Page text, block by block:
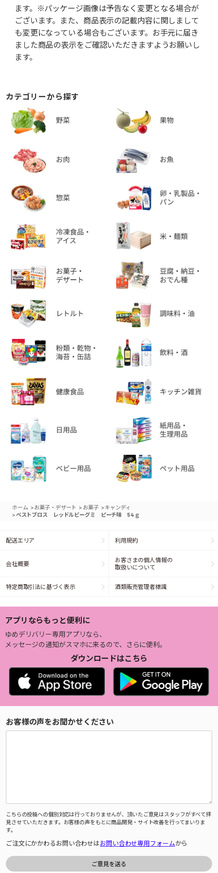
ます。※パッケージ画像は予告なく変更となる場合が
ございます。また、商品表示の記載内容に関しまして
も変更になっている場合もございます。お手元に届き
ました商品の表示をご確認いただきますようお願いし
ます。
カテゴリーから探す
ホーム >お菓子・デザート > お菓子 >キャンディ
>ベストブロス レッドルビーグミ ピーチ味 54ｇ
配送エリア 利用規約
会社概要
お客さまの個人情報の
取扱いについて
特定商取引法に基づく表示 酒類販売管理者標識
アプリならもっと便利に
ゆめデリバリー専用アプリなら、
メッセージの通知がスマホに来るので、さらに便利。
ダウンロードはこちら
お客様の声をお聞かせください
こちらの投稿への個別対応は行っておりませんが、頂いたご意見はスタッフがすべて拝
見させていただきます。お客様の声をもとに商品開発・サイト改善を行ってまいりま
す。
ご注文にかかわるお問い合わせはお問い合わせ専用フォームから